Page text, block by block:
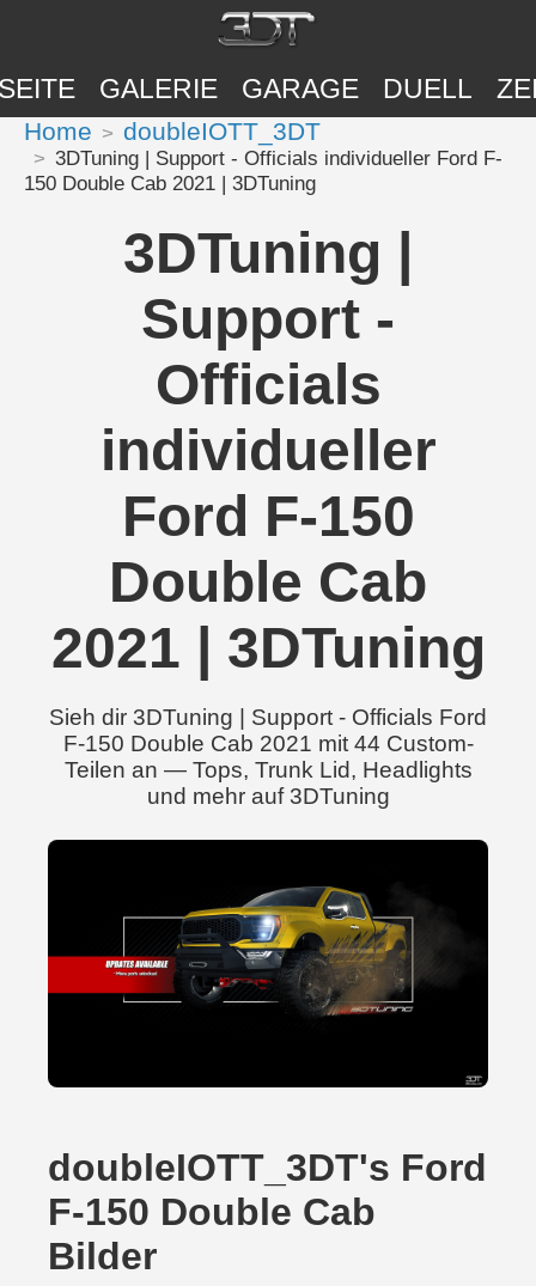
GALERIE GARAGE DUELL
Home doubleIOTT_3DT
3DTuning | Support - Officials individueller Ford F-
150 Double Cab 2021 | 3DTuning
3DTuning |
Support -
Officials
individueller
Ford F-150
Double Cab
2021 | 3DTuning
Sieh dir 3DTuning | Support - Officials Ford
F-150 Double Cab 2021 mit 44 Custom-
Teilen an — Tops, Trunk Lid, Headlights
und mehr auf 3DTuning
doubleIOTT_3DT's Ford
F-150 Double Cab
Bilder